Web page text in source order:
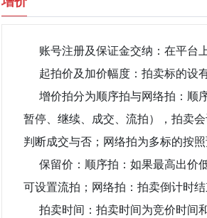
账号注册及保证金交纳：在平台
起拍价及加价幅度：拍卖标的设
增价拍分为顺序拍与网络拍：顺
暂停、继续、成交、流拍），拍卖
判断成交与否；网络拍为多标的按
保留价：顺序拍：如果最高出价
可设置流拍；网络拍：拍卖倒计时
拍卖时间：拍卖时间为竞价时间